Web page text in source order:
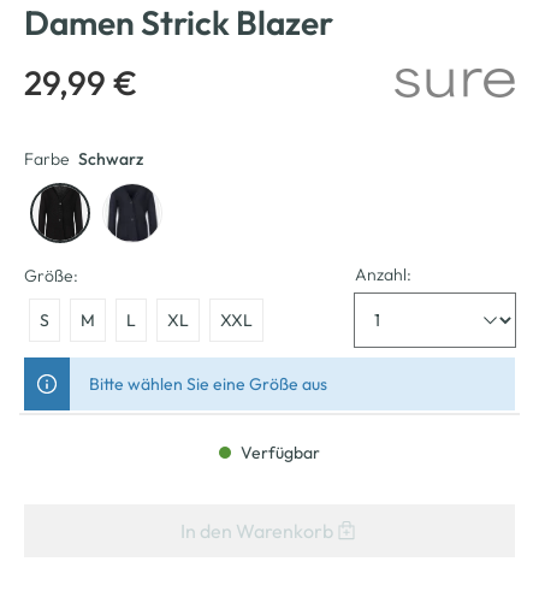
Damen Strick Blazer
29,99 €
Farbe Schwarz
Größe:
S M L XL XXL
Anzahl:
Bitte wählen Sie eine Größe aus
Verfügbar
In den Warenkorb